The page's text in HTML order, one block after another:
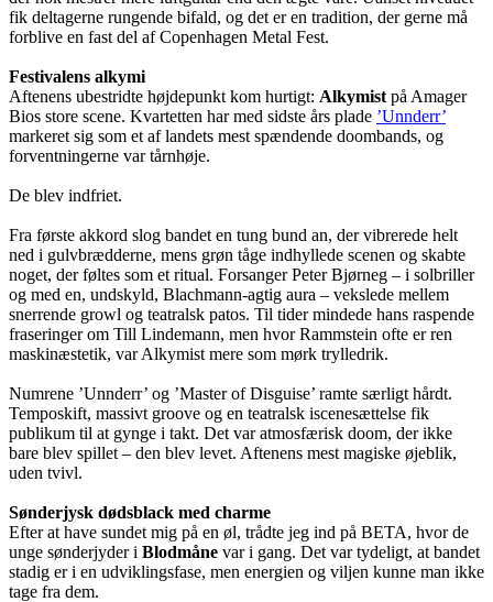
fik deltagerne rungende bifald, og det er en tradition, der gerne må
forblive en fast del af Copenhagen Metal Fest.
Festivalens alkymi
Aftenens ubestridte højdepunkt kom hurtigt: Alkymist på Amager
Bios store scene. Kvartetten har med sidste års plade ’Unnderr’
markeret sig som et af landets mest spændende doombands, og
forventningerne var tårnhøje.
De blev indfriet.
Fra første akkord slog bandet en tung bund an, der vibrerede helt
ned i gulvbrædderne, mens grøn tåge indhyllede scenen og skabte
noget, der føltes som et ritual. Forsanger Peter Bjørneg – i solbriller
og med en, undskyld, Blachmann-agtig aura – vekslede mellem
snerrende growl og teatralsk patos. Til tider mindede hans raspende
fraseringer om Till Lindemann, men hvor Rammstein ofte er ren
maskinæstetik, var Alkymist mere som mørk trylledrik.
Numrene ’Unnderr’ og ’Master of Disguise’ ramte særligt hårdt.
Temposkift, massivt groove og en teatralsk iscenesættelse fik
publikum til at gynge i takt. Det var atmosfærisk doom, der ikke
bare blev spillet – den blev levet. Aftenens mest magiske øjeblik,
uden tvivl.
Sønderjysk dødsblack med charme
Efter at have sundet mig på en øl, trådte jeg ind på BETA, hvor de
unge sønderjyder i Blodmåne var i gang. Det var tydeligt, at bandet
stadig er i en udviklingsfase, men energien og viljen kunne man ikke
tage fra dem.